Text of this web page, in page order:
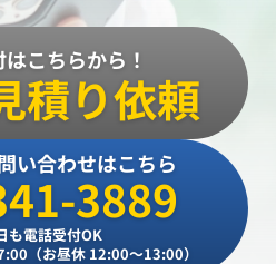
こちらから！
積り依頼
い合わせはこちら
3889
も電話受付OK
（お昼休 12:00～13:00）